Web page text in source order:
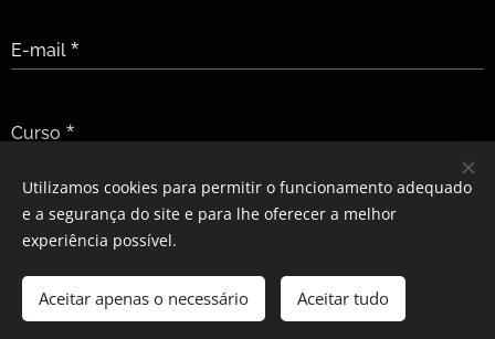
E-mail
Curso
Enviar
Cookies
Utilizamos cookies para permitir o funcionamento adequado
e a segurança do site e para lhe oferecer a melhor
experiência possível.
Aceitar apenas o necessário Aceitar tudo